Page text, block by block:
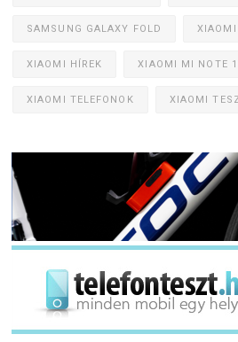
SAMSUNG GALAXY FOLD XIAOMI
XIAOMI HÍREK XIAOMI MI NOTE
XIAOMI TELEFONOK XIAOMI